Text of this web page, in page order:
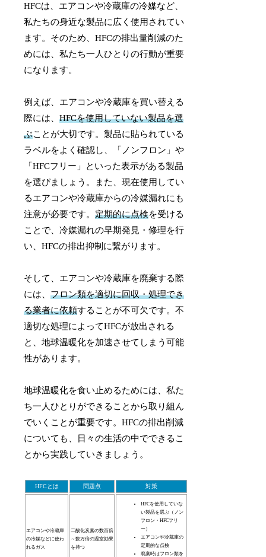
HFCは、エアコンや冷蔵庫の冷媒など、
私たちの身近な製品に広く使用されてい
ます。そのため、HFCの排出量削減のた
めには、私たち一人ひとりの行動が重要
になります。
例えば、エアコンや冷蔵庫を買い替える
際には、HFCを使用していない製品を選
ぶことが大切です。製品に貼られている
ラベルをよく確認し、「ノンフロン」や
「HFCフリー」といった表示がある製品
を選びましょう。また、現在使用してい
るエアコンや冷蔵庫からの冷媒漏れにも
注意が必要です。定期的に点検を受ける
ことで、冷媒漏れの早期発見・修理を行
い、HFCの排出抑制に繋がります。
そして、エアコンや冷蔵庫を廃棄する際
には、フロン類を適切に回収・処理でき
る業者に依頼することが不可欠です。不
適切な処理によってHFCが放出される
と、地球温暖化を加速させてしまう可能
性があります。
地球温暖化を食い止めるためには、私た
ち一人ひとりができることから取り組ん
でいくことが重要です。HFCの排出削減
についても、日々の生活の中でできるこ
とから実践していきましょう。
HFCとは 問題点 対策
エアコンや冷蔵庫
の冷媒などに使わ
れるガス
二酸化炭素の数百倍
～数万倍の温室効果
を持つ
HFCを使用していな
い製品を選ぶ（ノン
フロン・HFCフリ
ー）
エアコンや冷蔵庫の
定期的な点検
廃棄時はフロン類を